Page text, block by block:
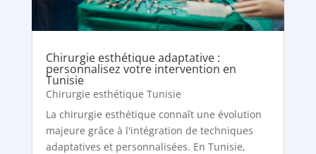
Chirurgie esthétique adaptative :
personnalisez votre intervention en
Tunisie
Chirurgie esthétique Tunisie
La chirurgie esthétique connaît une évolution
majeure grâce à l'intégration de techniques
adaptatives et personnalisées. En Tunisie,